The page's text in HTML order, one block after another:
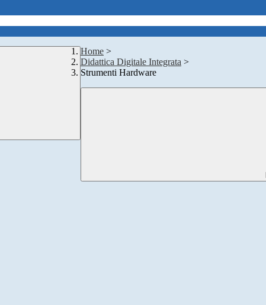
Home >
Didattica Digitale Integrata >
Strumenti Hardware